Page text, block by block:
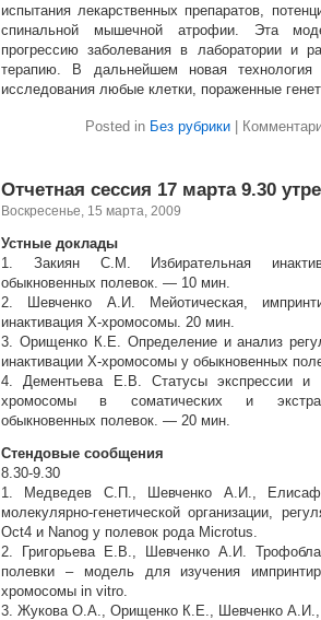
испытания лекарственных препаратов,
спинальной мышечной атрофии. Эта
прогрессию заболевания в лаборатории и
терапию. В дальнейшем новая технология
исследования любые клетки, пораженные
Posted in Без рубрики
Отчетная сессия 17 марта 9.30
Воскресенье, 15 марта, 2009
Устные доклады
1. Закиян С.М. Избирательная
обыкновенных полевок. — 10 мин.
2. Шевченко А.И. Мейотическая,
инактивация Х-хромосомы. 20 мин.
3. Орищенко К.Е. Определение и анализ
инактивации Х-хромосомы у обыкновенных
4. Дементьева Е.В. Статусы экспрессии и
хромосомы в соматических и
обыкновенных полевок. — 20 мин.
Стендовые сообщения
8.30-9.30
1. Медведев С.П., Шевченко А.И.,
молекулярно-генетической организации,
Oct4 и Nanog у полевок рода Microtus.
2. Григорьева Е.В., Шевченко А.И.
полевки – модель для изучения
хромосомы in vitro.
3. Жукова О.А., Орищенко К.Е., Шевченко